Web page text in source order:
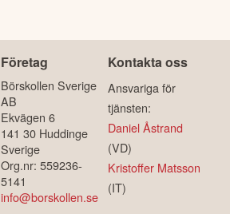
Företag
Börskollen Sverige
AB
Ekvägen 6
141 30 Huddinge
Sverige
Org.nr: 559236-
5141
info@borskollen.se
Kontakta oss
Ansvariga för
tjänsten:
Daniel Åstrand
(VD)
Kristoffer Matsson
(IT)